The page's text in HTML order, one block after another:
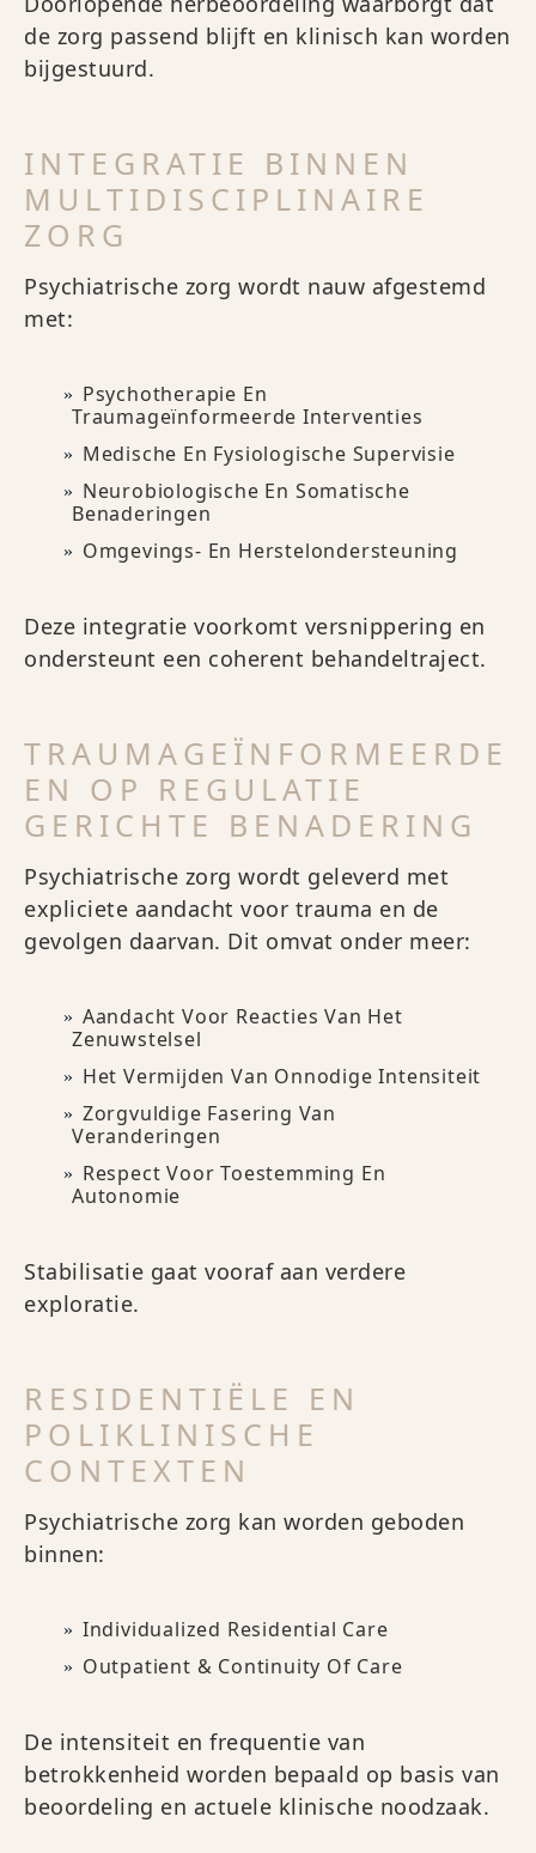
de zorg passend blijft en klinisch kan worden
bijgestuurd.
INTEGRATIE BINNEN
MULTIDISCIPLINAIRE
ZORG
Psychiatrische zorg wordt nauw afgestemd
met:
Psychotherapie En
Traumageïnformeerde Interventies
Medische En Fysiologische Supervisie
Neurobiologische En Somatische
Benaderingen
Omgevings- En Herstelondersteuning
Deze integratie voorkomt versnippering en
ondersteunt een coherent behandeltraject.
TRAUMAGEÏNFORMEERDE
EN OP REGULATIE
GERICHTE BENADERING
Psychiatrische zorg wordt geleverd met
expliciete aandacht voor trauma en de
gevolgen daarvan. Dit omvat onder meer:
Aandacht Voor Reacties Van Het
Zenuwstelsel
Het Vermijden Van Onnodige Intensiteit
Zorgvuldige Fasering Van
Veranderingen
Respect Voor Toestemming En
Autonomie
Stabilisatie gaat vooraf aan verdere
exploratie.
RESIDENTIËLE EN
POLIKLINISCHE
CONTEXTEN
Psychiatrische zorg kan worden geboden
binnen:
Individualized Residential Care
Outpatient & Continuity Of Care
De intensiteit en frequentie van
betrokkenheid worden bepaald op basis van
beoordeling en actuele klinische noodzaak.